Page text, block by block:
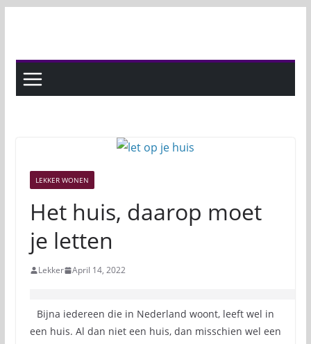
LEKKER WONEN
Het huis, daarop moet
je letten
Lekker April 14, 2022
Bijna iedereen die in Nederland woont, leeft wel in
een huis. Al dan niet een huis, dan misschien wel een